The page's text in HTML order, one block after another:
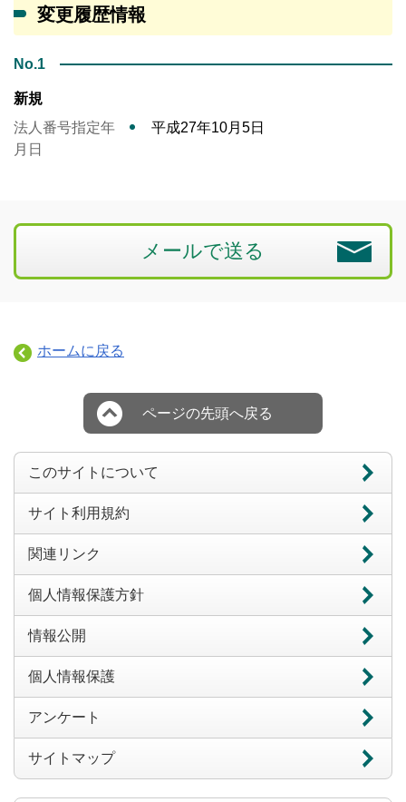
変更履歴情報
No.1
新規
法人番号指定年
月日
平成27年10月5日
メールで送る
ホームに戻る
ページの先頭へ戻る
このサイトについて
サイト利用規約
関連リンク
個人情報保護方針
情報公開
個人情報保護
アンケート
サイトマップ